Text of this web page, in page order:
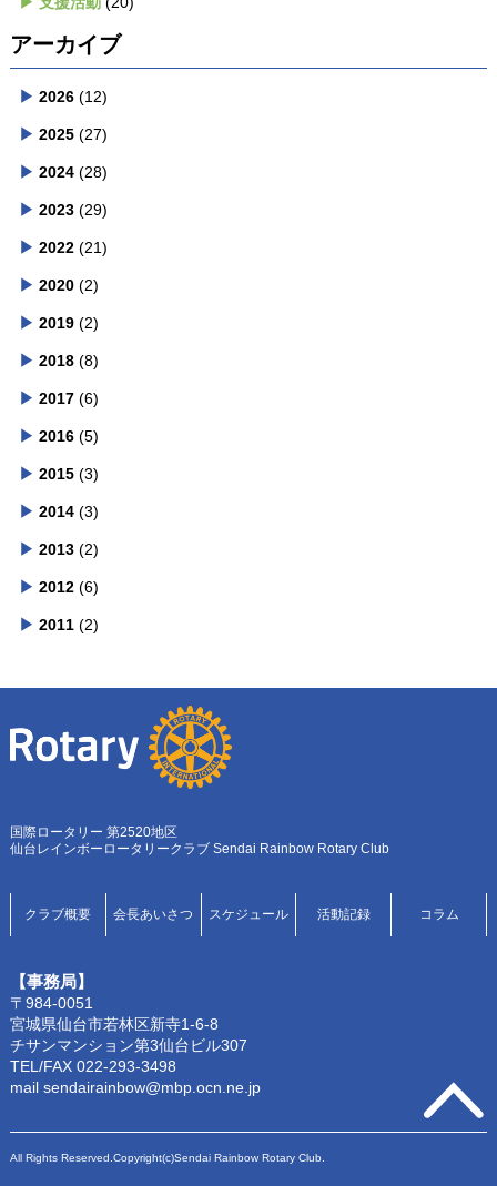
アーカイブ
2026(12)
2025(27)
2024(28)
2023(29)
2022(21)
2020(2)
2019(2)
2018(8)
2017(6)
2016(5)
2015(3)
2014(3)
2013(2)
2012(6)
2011(2)
国際ロータリー 第2520地区
仙台レインボーロータリークラブ Sendai Rainbow Rotary Club
クラブ概要 会長あいさつ スケジュール 活動記録 コラム
【事務局】
〒984-0051
宮城県仙台市若林区新寺1-6-8
チサンマンション第3仙台ビル307
TEL/FAX 022-293-3498
mail sendairainbow@mbp.ocn.ne.jp
All Rights Reserved.Copyright(c)Sendai Rainbow Rotary Club.